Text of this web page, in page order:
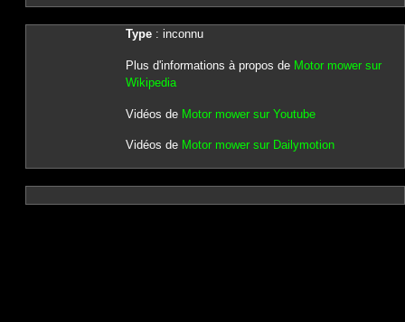
Type: inconnu
Plus d'informations à propos de Motor mower sur
Wikipedia
Vidéos de Motor mower sur Youtube
Vidéos de Motor mower sur Dailymotion